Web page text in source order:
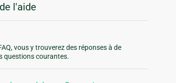
l'aide
vous y trouverez des réponses à de
questions courantes.